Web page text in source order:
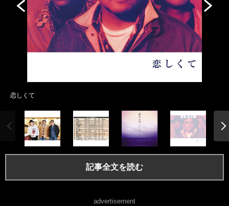
恋しくて
記事全文を読む
advertisement